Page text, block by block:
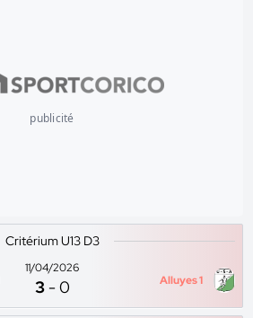
publicité
Critérium U13 D3
11/04/2026
3 -0 Alluyes 1